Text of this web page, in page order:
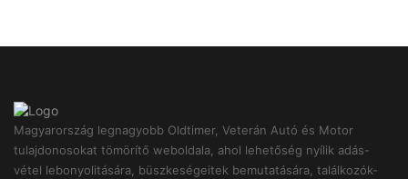
Magyarország legnagyobb Oldtimer, Veterán Autó és Motor
tulajdonosokat tömörítő weboldala, ahol lehetőség nyílik adás-
vétel lebonyolitására, büszkeségeitek bemutatására, találkozók-